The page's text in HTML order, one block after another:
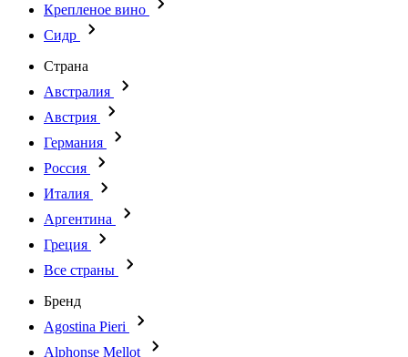
Крепленое вино
Сидр
Страна
Австралия
Австрия
Германия
Россия
Италия
Аргентина
Греция
Все страны
Бренд
Agostina Pieri
Alphonse Mellot